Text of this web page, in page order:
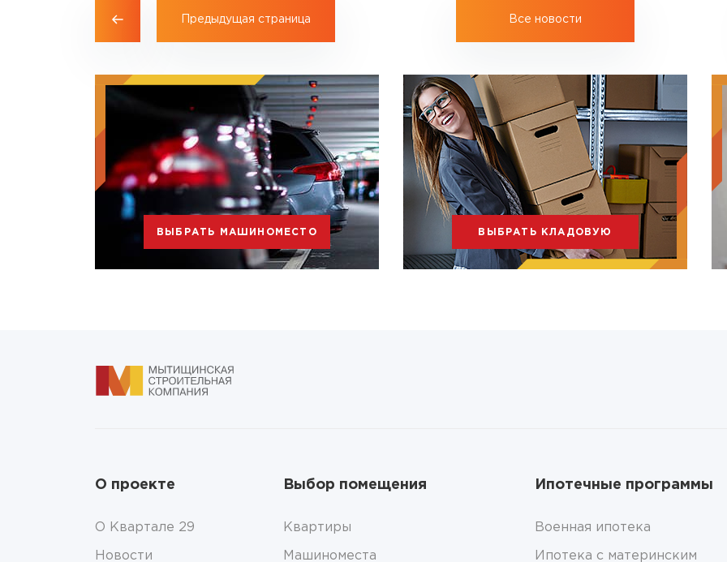
Предыдущая страница Все новости
ВЫБРАТЬ МАШИНОМЕСТО ВЫБРАТЬ КЛАДОВУЮ
О проекте
О Квартале 29
Новости
Выбор помещения
Квартиры
Машиноместа
Ипотечные программы
Военная ипотека
Ипотека с материнским